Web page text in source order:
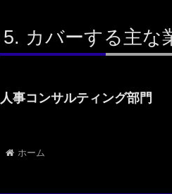
カバーする主な
人事コンサルティング部
ホーム